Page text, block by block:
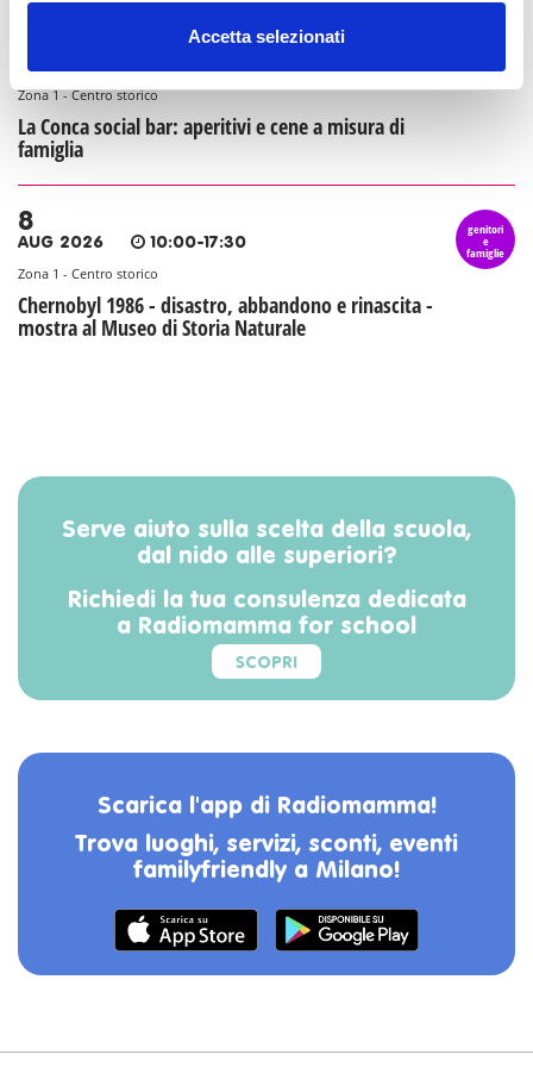
Accetta selezionati
AUG 2026
Zona 1 - Centro storico
La Conca social bar: aperitivi e cene a misura di
famiglia
famiglie
8
AUG 2026 10:00-17:30
Zona 1 - Centro storico
Chernobyl 1986 - disastro, abbandono e rinascita -
mostra al Museo di Storia Naturale
genitori
e
famiglie
Serve aiuto sulla scelta della scuola,
dal nido alle superiori?
Richiedi la tua consulenza dedicata
a Radiomamma for school
SCOPRI
Scarica l'app di Radiomamma!
Trova luoghi, servizi, sconti, eventi
familyfriendly a Milano!